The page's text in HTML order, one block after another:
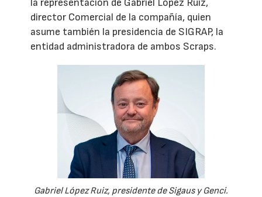
la representación de Gabriel López Ruiz,
director Comercial de la compañía, quien
asume también la presidencia de SIGRAP, la
entidad administradora de ambos Scraps.
Gabriel López Ruiz, presidente de Sigaus y Genci.